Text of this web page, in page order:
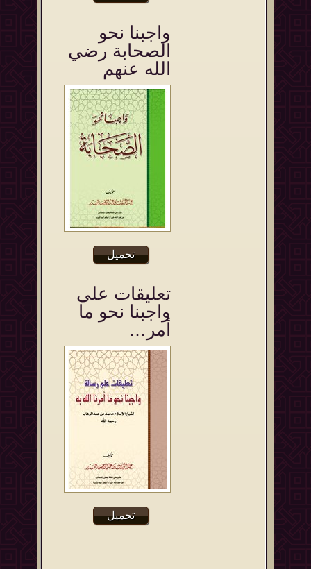
واجبنا نحو
الصحابة رضي
الله عنهم
تحميل
تعليقات على
واجبنا نحو ما
أمر…
تحميل